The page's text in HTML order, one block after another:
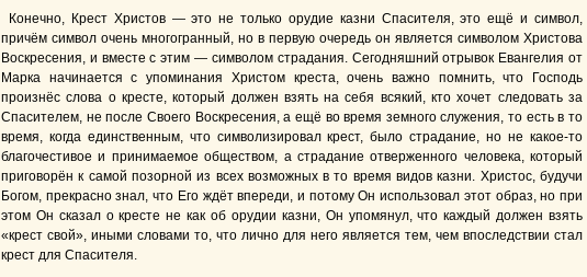
Конечно, Крест Христов — это не только орудие казни Спасителя, это ещё и символ,
причём символ очень многогранный, но в первую очередь он является символом Христова
Воскресения, и вместе с этим — символом страдания. Сегодняшний отрывок Евангелия от
Марка начинается с упоминания Христом креста, очень важно помнить, что Господь
произнёс слова о кресте, который должен взять на себя всякий, кто хочет следовать за
Спасителем, не после Своего Воскресения, а ещё во время земного служения, то есть в то
время, когда единственным, что символизировал крест, было страдание, но не какое-то
благочестивое и принимаемое обществом, а страдание отверженного человека, который
приговорён к самой позорной из всех возможных в то время видов казни. Христос, будучи
Богом, прекрасно знал, что Его ждёт впереди, и потому Он использовал этот образ, но при
этом Он сказал о кресте не как об орудии казни, Он упомянул, что каждый должен взять
«крест свой», иными словами то, что лично для него является тем, чем впоследствии стал
крест для Спасителя.